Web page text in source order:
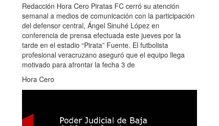
Redacción Hora Cero Piratas FC cerró su atención
semanal a medios de comunicación con la participación
del defensor central, Ángel Sinuhé López en
conferencia de prensa efectuada este jueves por la
tarde en el estadio “Pirata” Fuente. El futbolista
profesional veracruzano aseguró que el equipo llega
motivado para afrontar la fecha 3 de
Hora Cero